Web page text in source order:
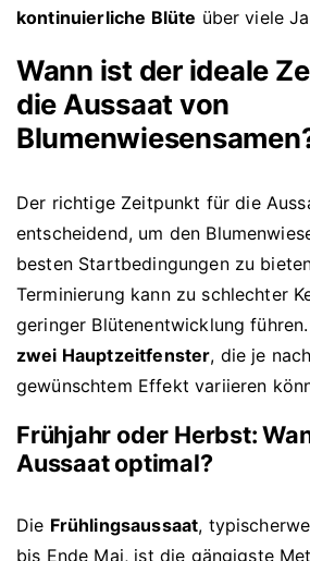
kontinuierliche Blüte über viele
Wann ist der ideale
die Aussaat von
Der richtige Zeitpunkt für die
entscheidend, um den
besten Startbedingungen zu
Terminierung kann zu schlechter
geringer Blütenentwicklung
zwei Hauptzeitfenster, die je
gewünschtem Effekt variieren
Frühjahr oder Herbst:
Aussaat optimal?
Die Frühlingsaussaat,
bis Ende Mai, ist die gängigste